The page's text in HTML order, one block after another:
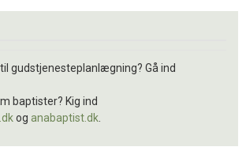
gudstjenesteplanlægning? Gå ind
baptister? Kig ind
og anabaptist.dk